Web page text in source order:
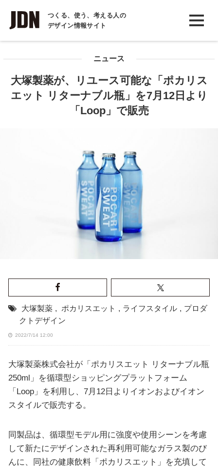
つくる、使う、考える人の
デザイン情報サイト
INTERVIEW
インタビュー
COLUMN
ニュース
大塚製薬が、リユース可能な「ポカリス
エット リターナブル瓶」を7月12日より
「Loop」で販売
大塚製薬 , ポカリスエット , ライフスタイル , プロダ
クトデザイン
2022/7/14 12:00
大塚製薬株式会社が「ポカリスエット リターナブル瓶
250ml」を循環型ショッピングプラットフォーム
「Loop」を利用し、7月12日よりイオンおよびイオン
スタイルで販売する。
同製品は、循環型モデル用に強度や使用シーンを考慮
して新たにデザインされた再利用可能なガラス製のび
んに、同社の健康飲料「ポカリスエット」を充填して